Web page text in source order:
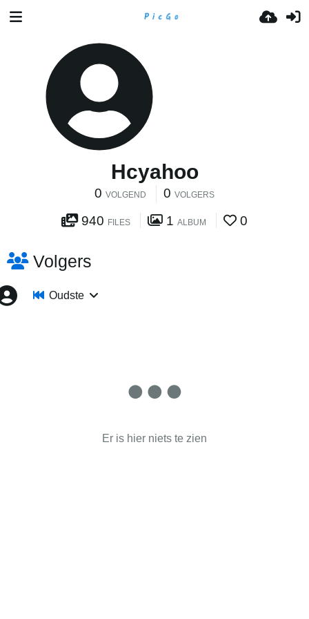
Hcyahoo
0 VOLGEND 0 VOLGERS
940 FILES 1 ALBUM 0
Volgers
Oudste
Er is hier niets te zien